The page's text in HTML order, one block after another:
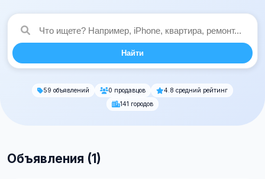
Найти
59 объявлений 0 продавцов
4.8 средний рейтинг
141 городов
Объявления (1)